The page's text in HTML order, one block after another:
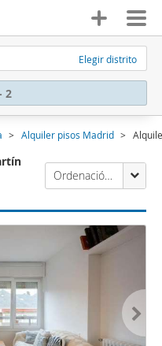
Elegir distrito
2
Alquiler pisos Madrid
Ordenación Enalquiler